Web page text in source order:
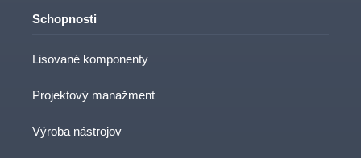
Schopnosti
Lisované komponenty
Projektový manažment
Výroba nástrojov